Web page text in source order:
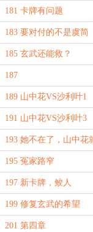
181 卡牌有问题
183 要对付的不是虞简
185 玄武还能救？
187
189 山中花VS沙利叶1
191 山中花VS沙利叶3
193 她不在了，山中花
题195 冤家路窄
197 新卡牌，鲛人
199 修复玄武的希望
201 第四章